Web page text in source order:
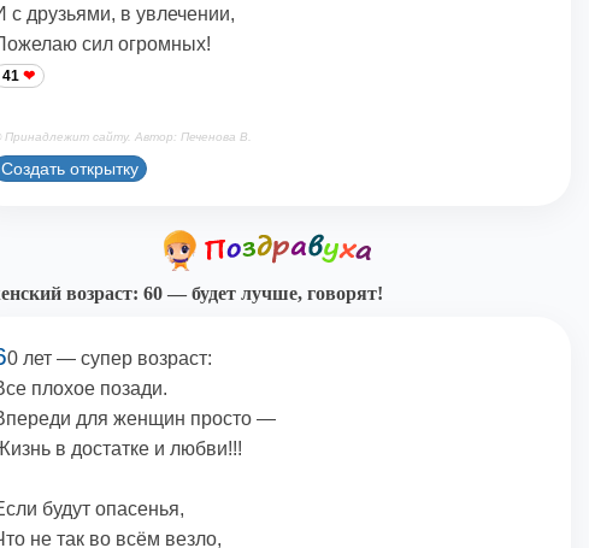
с друзьями, в увлечении,
сил огромных!
41
Принадлежит сайту. Автор: Печенова В.
Создать открытку
возраст: 60 — будет лучше, говорят!
0 лет — супер возраст:
плохое позади.
для женщин просто —
в достатке и любви!!!
будут опасенья,
не так во всём везло,